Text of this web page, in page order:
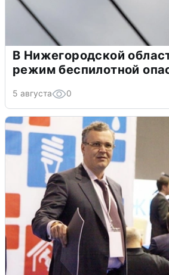
В Нижегородской
режим беспилотной
5 августа 0